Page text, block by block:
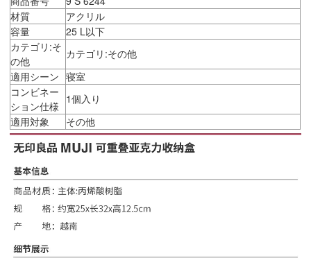
材質
アクリル
容量
25 L以下
カテゴリ:そ
の他
カテゴリ:その他
適用シーン 寝室
コンビネー
ション仕様
1個入り
適用対象
その他